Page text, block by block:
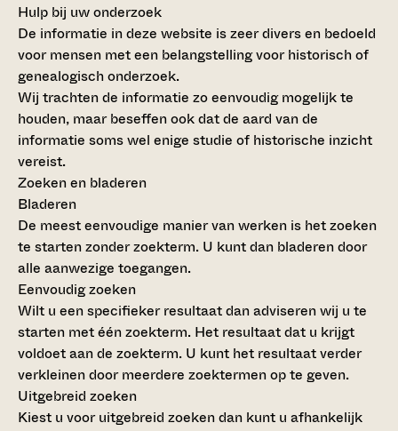
Hulp bij uw onderzoek
De informatie in deze website is zeer divers en bedoeld
voor mensen met een belangstelling voor historisch of
genealogisch onderzoek.
Wij trachten de informatie zo eenvoudig mogelijk te
houden, maar beseffen ook dat de aard van de
informatie soms wel enige studie of historische inzicht
vereist.
Zoeken en bladeren
Bladeren
De meest eenvoudige manier van werken is het zoeken
te starten zonder zoekterm. U kunt dan bladeren door
alle aanwezige toegangen.
Eenvoudig zoeken
Wilt u een specifieker resultaat dan adviseren wij u te
starten met één zoekterm. Het resultaat dat u krijgt
voldoet aan de zoekterm. U kunt het resultaat verder
verkleinen door meerdere zoektermen op te geven.
Uitgebreid zoeken
Kiest u voor uitgebreid zoeken dan kunt u afhankelijk